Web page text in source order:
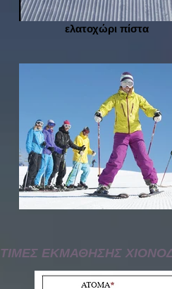
ελατοχώρι πίστα
ΤΙΜΕΣ ΕΚΜΑΘΗΣΗΣ